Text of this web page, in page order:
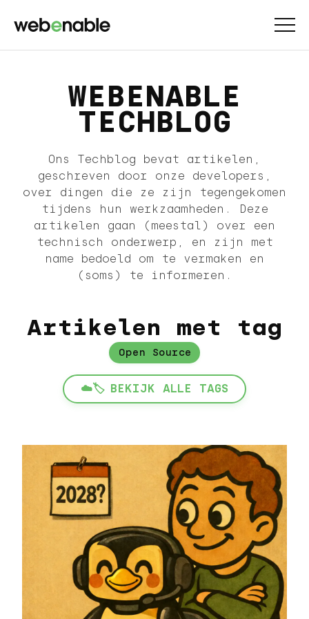
WEBENABLE
TECHBLOG
Ons Techblog bevat artikelen,
geschreven door onze developers,
over dingen die ze zijn tegengekomen
tijdens hun werkzaamheden. Deze
artikelen gaan (meestal) over een
technisch onderwerp, en zijn met
name bedoeld om te vermaken en
(soms) te informeren.
Artikelen met tag
Open Source
☁️🏷️ BEKIJK ALLE TAGS